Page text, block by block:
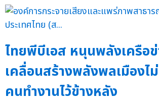
ไทยพีบีเอส หนุนพลังเครือ
เคลื่อนสร้างพลังพลเมือง
คนทำงานไว้ข้างหลัง